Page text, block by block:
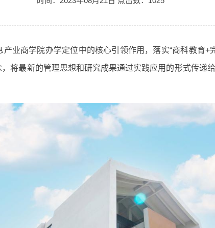
业商学院办学定位中的核心引领作用，落实“商科教育+
将最新的管理思想和研究成果通过实践应用的形式传递